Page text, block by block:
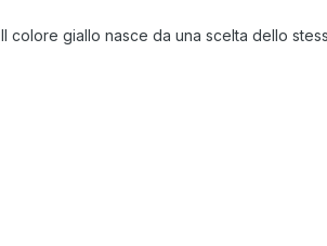
Il colore giallo nasce da una scelta dello